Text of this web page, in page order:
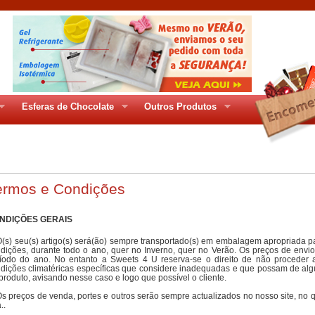
Esferas de Chocolate Outros Produtos
e Condições
GERAIS
seu(s) artigo(s) será(ão) sempre transportado(s) em embalagem apropriada
durante todo o ano, quer no Inverno, quer no Verão. Os preços de
do ano. No entanto a Sweets 4 U reserva-se o direito de não proceder
climatéricas específicas que considere inadequadas e que possam de
avisando nesse caso e logo que possível o cliente.
preços de venda, portes e outros serão sempre actualizados no nosso site, no